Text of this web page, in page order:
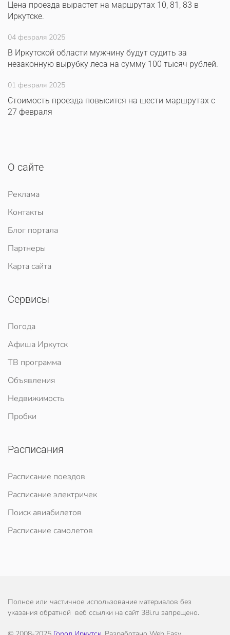
Цена проезда вырастет на маршрутах 10, 81, 83 в
Иркутске.
04 февраля 2025
В Иркутской области мужчину будут судить за
незаконную вырубку леса на сумму 100 тысяч рублей.
01 февраля 2025
Стоимость проезда повысится на шести маршрутах с
27 февраля
О сайте
Реклама
Контакты
Блог портала
Партнеры
Карта сайта
Сервисы
Погода
Афиша Иркутск
ТВ программа
Объявления
Недвижимость
Пробки
Расписания
Расписание поездов
Расписание электричек
Поиск авиабилетов
Расписание самолетов
Полное или частичное использование материалов без
указания обратной веб ссылки на сайт 38i.ru запрещено.